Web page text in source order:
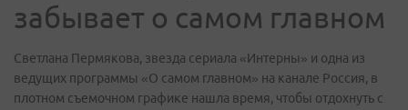
забывает о самом главном
Светлана Пермякова, звезда сериала «Интерны» и одна из
ведущих программы «О самом главном» на канале Россия, в
плотном съемочном графике нашла время, чтобы отдохнуть с